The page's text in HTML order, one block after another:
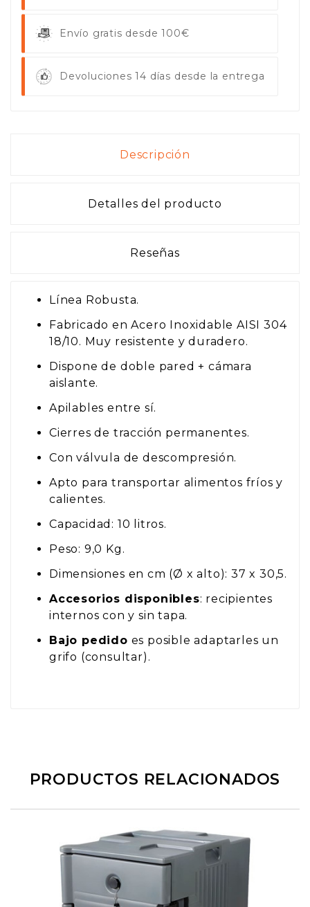
Envío gratis desde 100€
Devoluciones 14 días desde la entrega
Descripción
Detalles del producto
Reseñas
Línea Robusta.
Fabricado en Acero Inoxidable AISI 304
18/10. Muy resistente y duradero.
Dispone de doble pared + cámara
aislante.
Apilables entre sí.
Cierres de tracción permanentes.
Con válvula de descompresión.
Apto para transportar alimentos fríos y
calientes.
Capacidad: 10 litros.
Peso: 9,0 Kg.
Dimensiones en cm (Ø x alto): 37 x 30,5.
Accesorios disponibles: recipientes
internos con y sin tapa.
Bajo pedido es posible adaptarles un
grifo (consultar).
PRODUCTOS RELACIONADOS